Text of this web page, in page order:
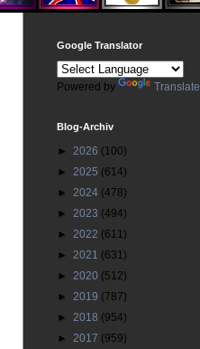
Google Translator
Powered by Translate
Blog-Archiv
► 2026 (100)
► 2025 (614)
► 2024 (478)
► 2023 (494)
► 2022 (611)
► 2021 (631)
► 2020 (512)
► 2019 (787)
► 2018 (954)
► 2017 (959)